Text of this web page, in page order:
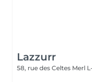
Lazzurr
58, rue des Celtes Merl